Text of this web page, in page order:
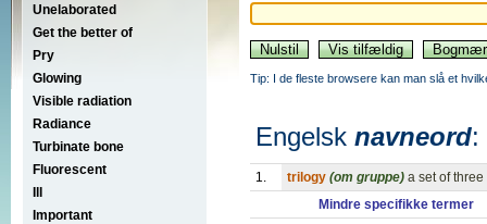
Unelaborated
Get the better of
Pry
Glowing
Visible radiation
Radiance
Turbinate bone
Fluorescent
Ill
Important
Tip: I de fleste browsere kan man slå et
Engelsk navneord:
1. trilogy (om gruppe) a set of
Mindre specifikke termer